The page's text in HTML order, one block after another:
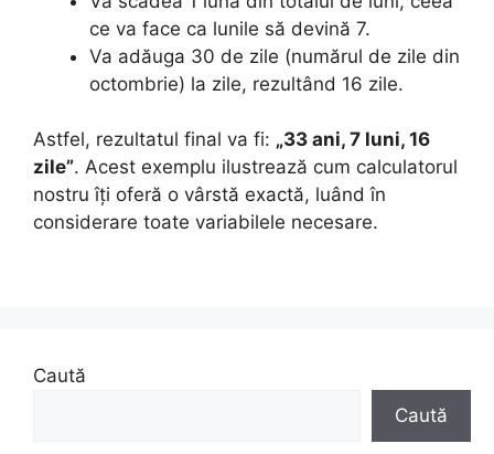
ce va face ca lunile să devină 7.
Va adăuga 30 de zile (numărul de zile din
octombrie) la zile, rezultând 16 zile.
Astfel, rezultatul final va fi: „33 ani, 7 luni, 16
zile”. Acest exemplu ilustrează cum calculatorul
nostru îți oferă o vârstă exactă, luând în
considerare toate variabilele necesare.
Caută
Caută